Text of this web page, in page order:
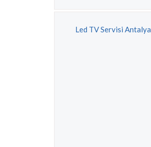
Led TV Servisi Antalya